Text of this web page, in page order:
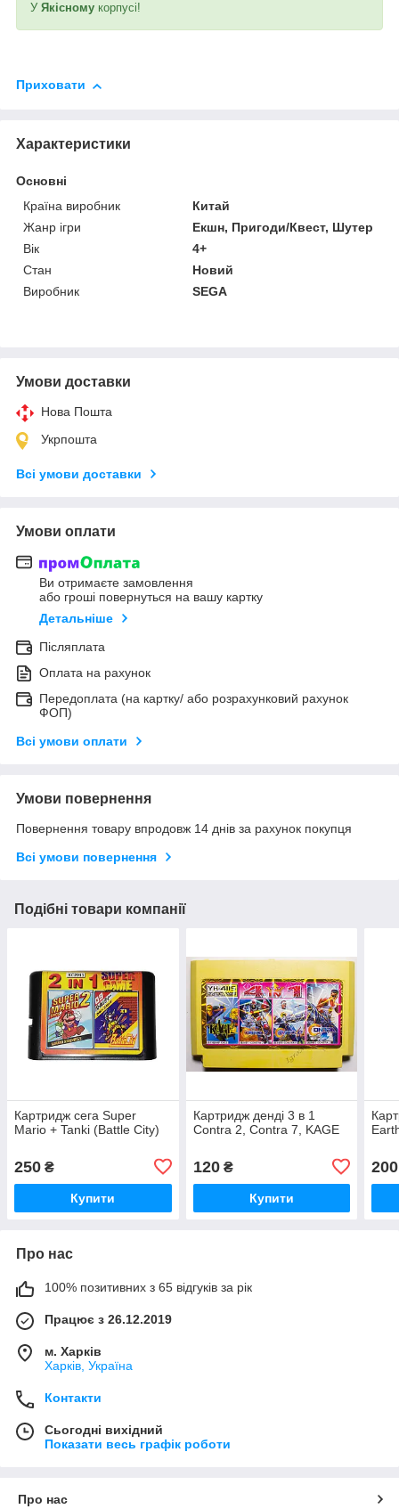
У Якісному корпусі!
Приховати
Характеристики
Основні
Країна виробник
Китай
Жанр ігри
Екшн, Пригоди/Квест, Шутер
Вік
4+
Стан
Новий
Виробник
SEGA
Умови доставки
Нова Пошта
Укрпошта
Всі умови доставки
Умови оплати
Ви отримаєте замовлення
або гроші повернуться на вашу картку
Детальніше
Післяплата
Оплата на рахунок
Передоплата (на картку/ або розрахунковий рахунок
ФОП)
Всі умови оплати
Умови повернення
Повернення товару впродовж 14 днів за рахунок покупця
Всі умови повернення
Подібні товари компанії
Картридж ceга Super
Mario + Tanki (Battle City)
250 ₴
Купити
Картридж денді 3 в 1
Contra 2, Contra 7, KAGE
120₴
Купити
200
Про нас
100% позитивних з 65 відгуків за рік
Працює з 26.12.2019
м. Харків
Харків, Україна
Контакти
Сьогодні вихідний
Показати весь графік роботи
Про нас